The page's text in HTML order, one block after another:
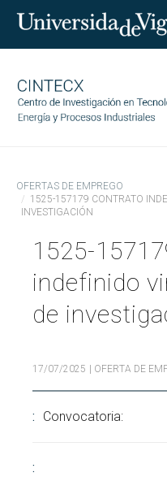
Investigación
Transferencia
Servizos
Ciencia e sociedade
Comunicación
Search
Buscar
por:
OFERTAS DE EMPREGO
1525-157179 CONTRATO
INVESTIGACIÓN
1525-
indefinido
de
17/07/2025 | OFERTA DE
Convocatoria: